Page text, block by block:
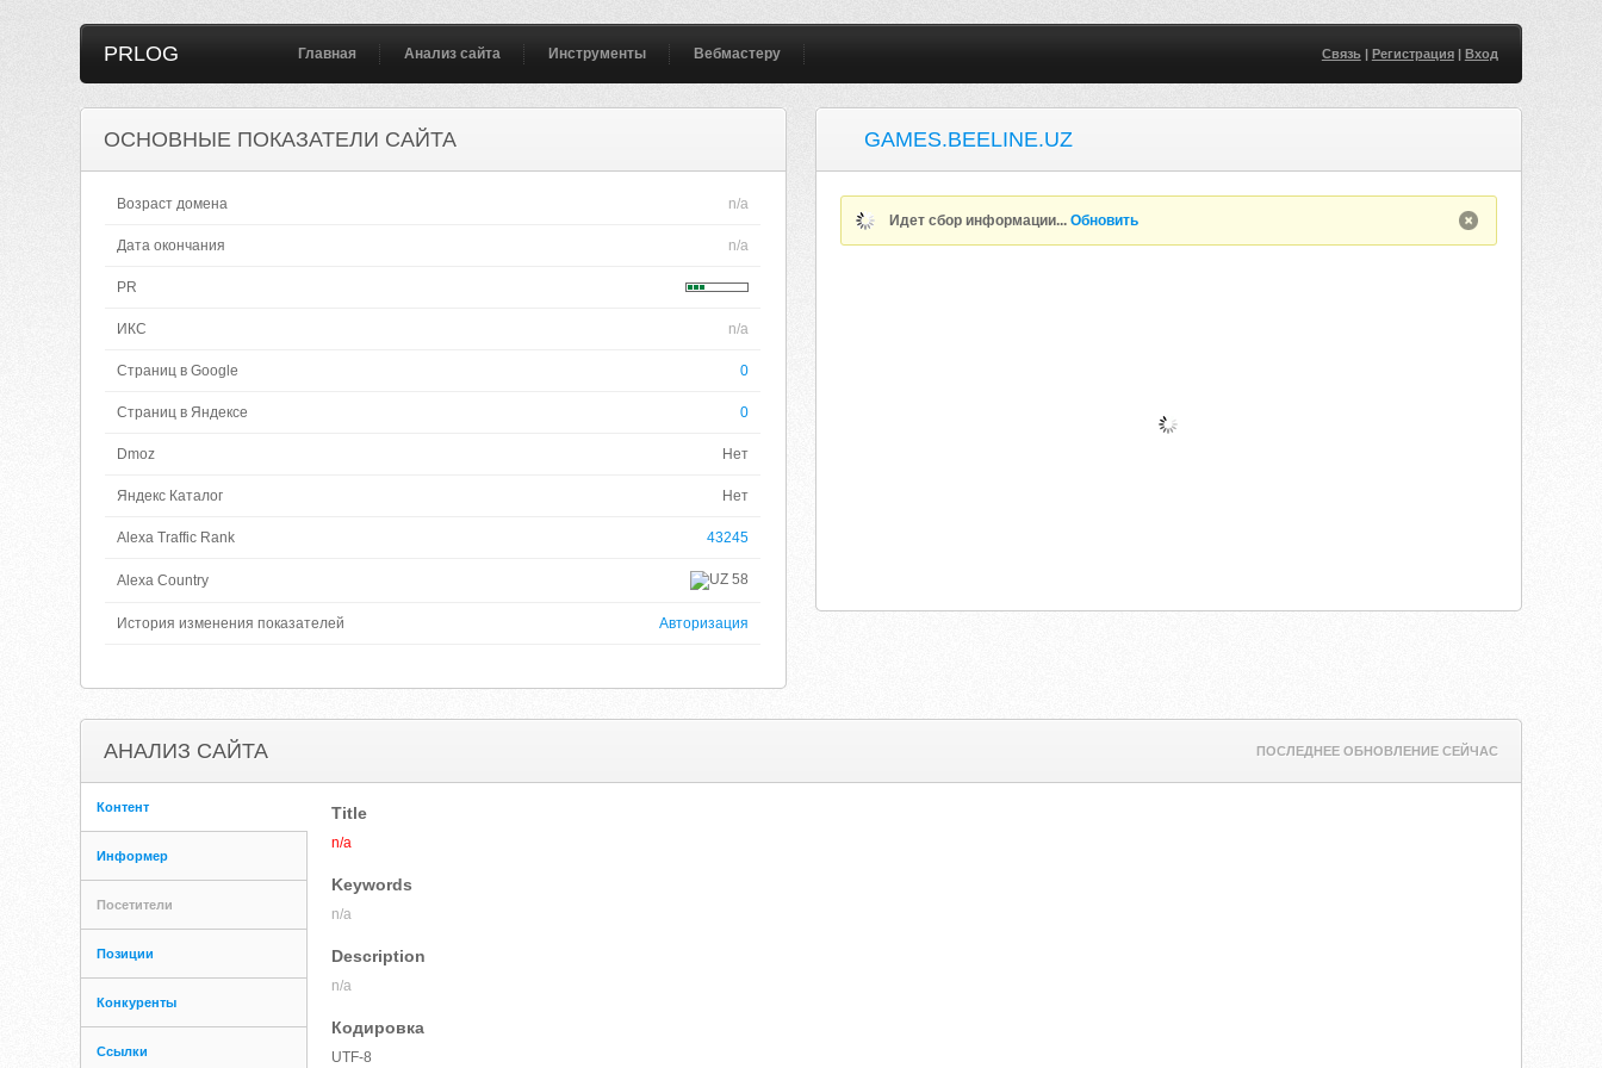
PRLOG Главная Анализ сайта Инструменты Вебмастеру Связь| Регистрация| Вход
ОСНОВНЫЕ ПОКАЗАТЕЛИ САЙТА
Возраст домена n/a
Дата окончания n/a
PR
ИКС n/a
Страниц в Google 0
Страниц в Яндексе 0
Dmoz Нет
Яндекс Каталог Нет
Alexa Traffic Rank 43245
Alexa Country 58
История изменения показателей Авторизация
GAMES.BEELINE.UZ
Идет сбор информации...Обновить
АНАЛИЗ САЙТА ПОСЛЕДНЕЕ ОБНОВЛЕНИЕ СЕЙЧАС
Контент
Информер
Посетители
Позиции
Конкуренты
Ссылки
Title
n/a
Keywords
n/a
Description
n/a
Кодировка
UTF-8